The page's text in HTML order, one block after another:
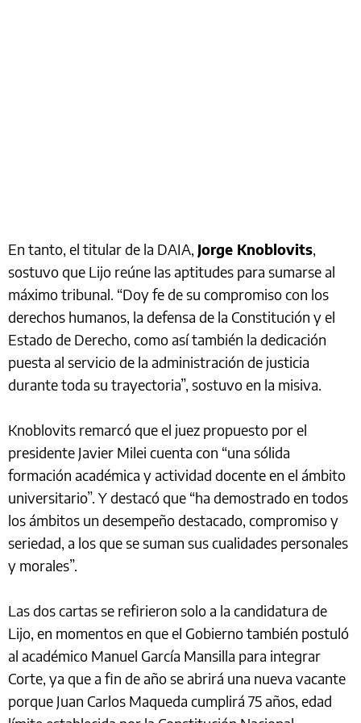
En tanto, el titular de la DAIA, Jorge Knoblovits,
sostuvo que Lijo reúne las aptitudes para sumarse al
máximo tribunal. “Doy fe de su compromiso con los
derechos humanos, la defensa de la Constitución y el
Estado de Derecho, como así también la dedicación
puesta al servicio de la administración de justicia
durante toda su trayectoria”, sostuvo en la misiva.
Knoblovits remarcó que el juez propuesto por el
presidente Javier Milei cuenta con “una sólida
formación académica y actividad docente en el ámbito
universitario”. Y destacó que “ha demostrado en todos
los ámbitos un desempeño destacado, compromiso y
seriedad, a los que se suman sus cualidades personales
y morales”.
Las dos cartas se refirieron solo a la candidatura de
Lijo, en momentos en que el Gobierno también postuló
al académico Manuel García Mansilla para integrar
Corte, ya que a fin de año se abrirá una nueva vacante
porque Juan Carlos Maqueda cumplirá 75 años, edad